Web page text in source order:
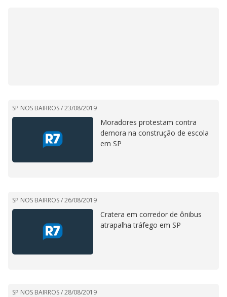
SP NOS BAIRROS /23/08/2019
Moradores protestam contra
demora na construção de escola
em SP
SP NOS BAIRROS /26/08/2019
Cratera em corredor de ônibus
atrapalha tráfego em SP
SP NOS BAIRROS /28/08/2019